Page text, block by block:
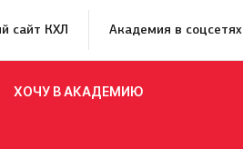
сайт КХЛ Академия в соцсетях
ХОЧУ В АКАДЕМИЮ